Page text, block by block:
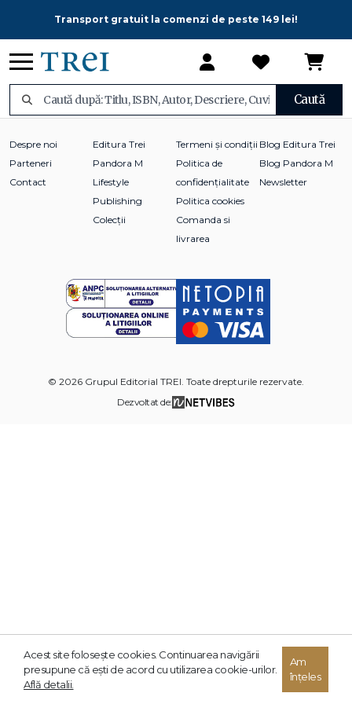
Transport gratuit la comenzi de peste 149 lei!
Caută
Despre noi
Parteneri
Contact
Editura Trei
Pandora M
Lifestyle
Publishing
Colecții
Termeni și condiții
Politica de
confidențialitate
Politica cookies
Comanda si
livrarea
Blog Editura Trei
Blog Pandora M
Newsletter
© 2026 Grupul Editorial TREI. Toate drepturile rezervate.
Dezvoltat de:
Acest site foloseşte cookies. Continuarea navigării
presupune că eşti de acord cu utilizarea cookie-urilor.
Află detalii.
Am
înțeles